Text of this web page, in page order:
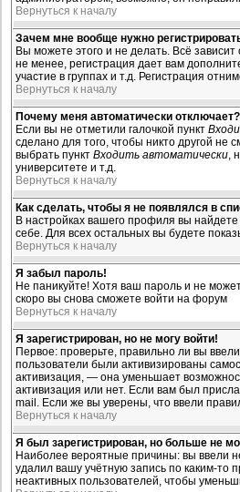
Вернуться к началу
Зачем мне вообще нужно
Вы можете этого и не делать. Всё
не менее, регистрация дает вам
участие в группах и т.д. Регистрация
Вернуться к началу
Почему меня автоматически отключает?
Если вы не отметили галочкой пункт
сделано для того, чтобы никто другой не
выбрать пункт Входить автоматически,
университете и т.д.
Вернуться к началу
Как сделать, чтобы я не появлялся в
В настройках вашего профиля вы
себе. Для всех остальных вы будете
Вернуться к началу
Я забыл пароль!
Не паникуйте! Хотя ваш пароль и не
скоро вы снова сможете войти на форум
Вернуться к началу
Я зарегистрирован, но не могу войти!
Первое: проверьте, правильно ли вы
пользователи были активизированы
активизация, — она уменьшает
активизация или нет. Если вам был
mail. Если же вы уверены, что ввели
Вернуться к началу
Я был зарегистрирован, но больше не
Наиболее вероятные причины: вы ввели
удалил вашу учётную запись по каким-то
неактивных пользователей, чтобы